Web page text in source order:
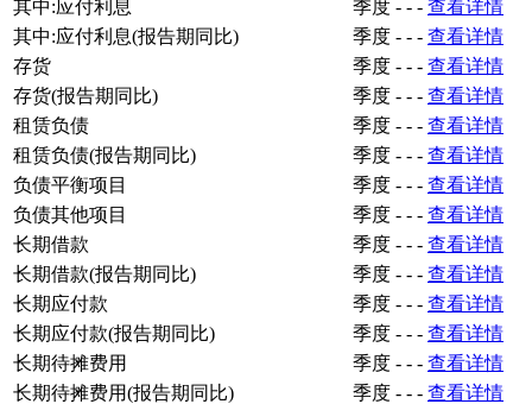
其中:应付利息 季度 - - - 查看详情
其中:应付利息(报告期同比)
季度 - - - 查看详情
存货
季度 - - - 查看详情
存货(报告期同比)
季度 - - - 查看详情
租赁负债
季度 - - - 查看详情
租赁负债(报告期同比)
季度 - - - 查看详情
负债平衡项目
季度 - - - 查看详情
负债其他项目
季度 - - - 查看详情
长期借款
季度 - - - 查看详情
长期借款(报告期同比)
季度 - - - 查看详情
长期应付款
季度 - - - 查看详情
长期应付款(报告期同比)
季度 - - - 查看详情
长期待摊费用
季度 - - - 查看详情
长期待摊费用(报告期同比)
季度 - - - 查看详情